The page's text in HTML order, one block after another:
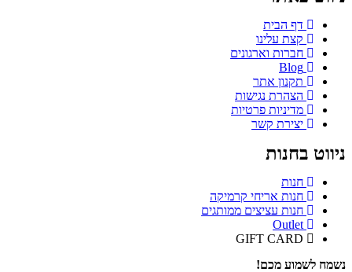
דף הבית
קצת עלינו
חברות וארגונים
Blog
תקנון אתר
הצהרת נגישות
מדיניות פרטיות
יצירת קשר
ניווט בחנות
חנות
חנות אריחי קרמיקה
חנות עציצים ממותגים
Outlet
GIFT CARD
נשמח לשמוע מכם!